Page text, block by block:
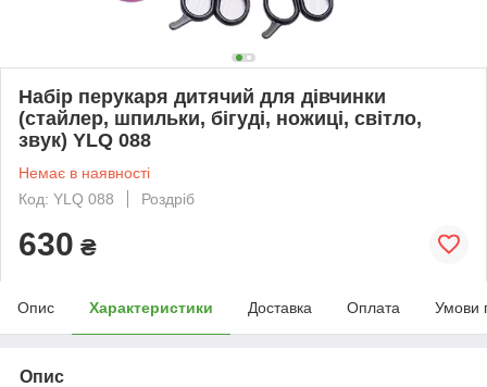
Набір перукаря дитячий для дівчинки
(стайлер, шпильки, бігуді, ножиці, світло,
звук) YLQ 088
Немає в наявності
Код: YLQ 088
Роздріб
630 ₴
Опис Характеристики Доставка Оплата Умови
Опис